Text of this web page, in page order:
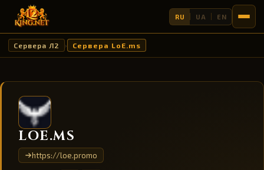
RU UA EN
Сервера Л2 › Сервера LoE.ms
LOE.MS
https://loe.promo